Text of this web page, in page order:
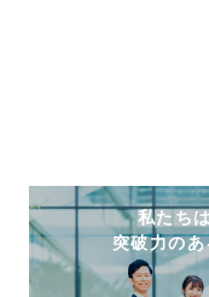
私たち
突破力の